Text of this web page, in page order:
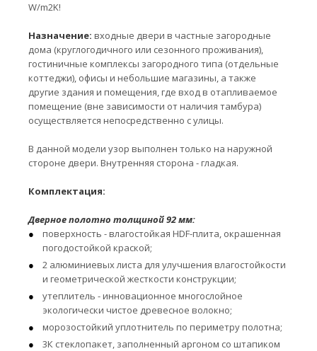
W/m2K!
Назначение: входные двери в частные загородные
дома (круглогодичного или сезонного проживания),
гостиничные комплексы загородного типа (отдельные
коттеджи), офисы и небольшие магазины, а также
другие здания и помещения, где вход в отапливаемое
помещение (вне зависимости от наличия тамбура)
осуществляется непосредственно с улицы.
В данной модели узор выполнен только на наружной
стороне двери. Внутренняя сторона - гладкая.
Комплектация:
Дверное полотно толщиной 92 мм:
поверхность - влагостойкая HDF-плита, окрашенная
погодостойкой краской;
2 алюминиевых листа для улучшения влагостойкости
и геометрической жесткости конструкции;
утеплитель - инновационное многослойное
экологически чистое древесное волокно;
морозостойкий уплотнитель по периметру полотна;
3К стеклопакет, заполненный аргоном со штапиком